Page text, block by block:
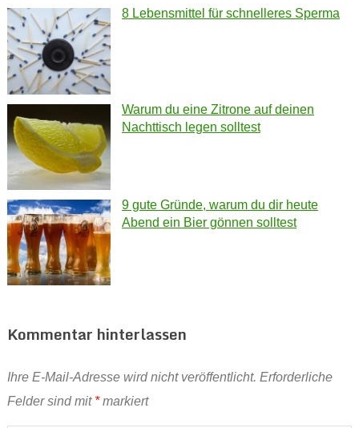
8 Lebensmittel für schnelleres Sperma
Warum du eine Zitrone auf deinen
Nachttisch legen solltest
9 gute Gründe, warum du dir heute
Abend ein Bier gönnen solltest
Kommentar hinterlassen
Ihre E-Mail-Adresse wird nicht veröffentlicht. Erforderliche
Felder sind mit *markiert